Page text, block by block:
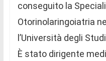
conseguito la
Otorinolaringoiatria
l’Università degli
È stato dirigente